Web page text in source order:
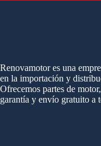
Renovamotor es una
en la importación y
Ofrecemos partes de
garantía y envío gratuito a